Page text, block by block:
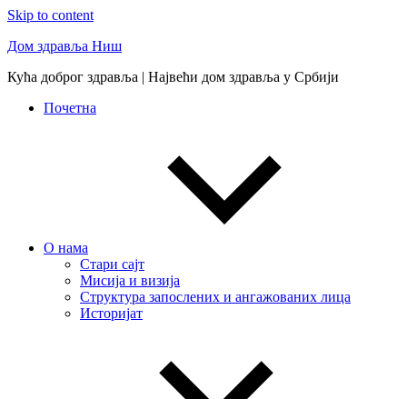
Skip to content
Дом здравља Ниш
Кућа доброг здравља | Највећи дом здравља у Србији
Почетна
О нама
Стари сајт
Мисија и визија
Структура запослених и ангажованих лица
Историјат